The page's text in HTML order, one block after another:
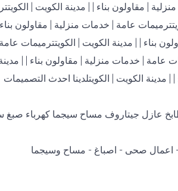
| مقاولون بناء | | مدينة الكويت |
عامة | خدمات منزلية | مقاولون
بناء | | مدينة الكويت | الكويتترميمات
عامة | خدمات منزلية | مقاولون بناء | |
مدينة الكويت | الكويتلدينا احدث التصميمات
عازل جيتاروف مساح سيجما كهرباء صبغ
- اعمال صحى - اصباغ - مساح وسيجما